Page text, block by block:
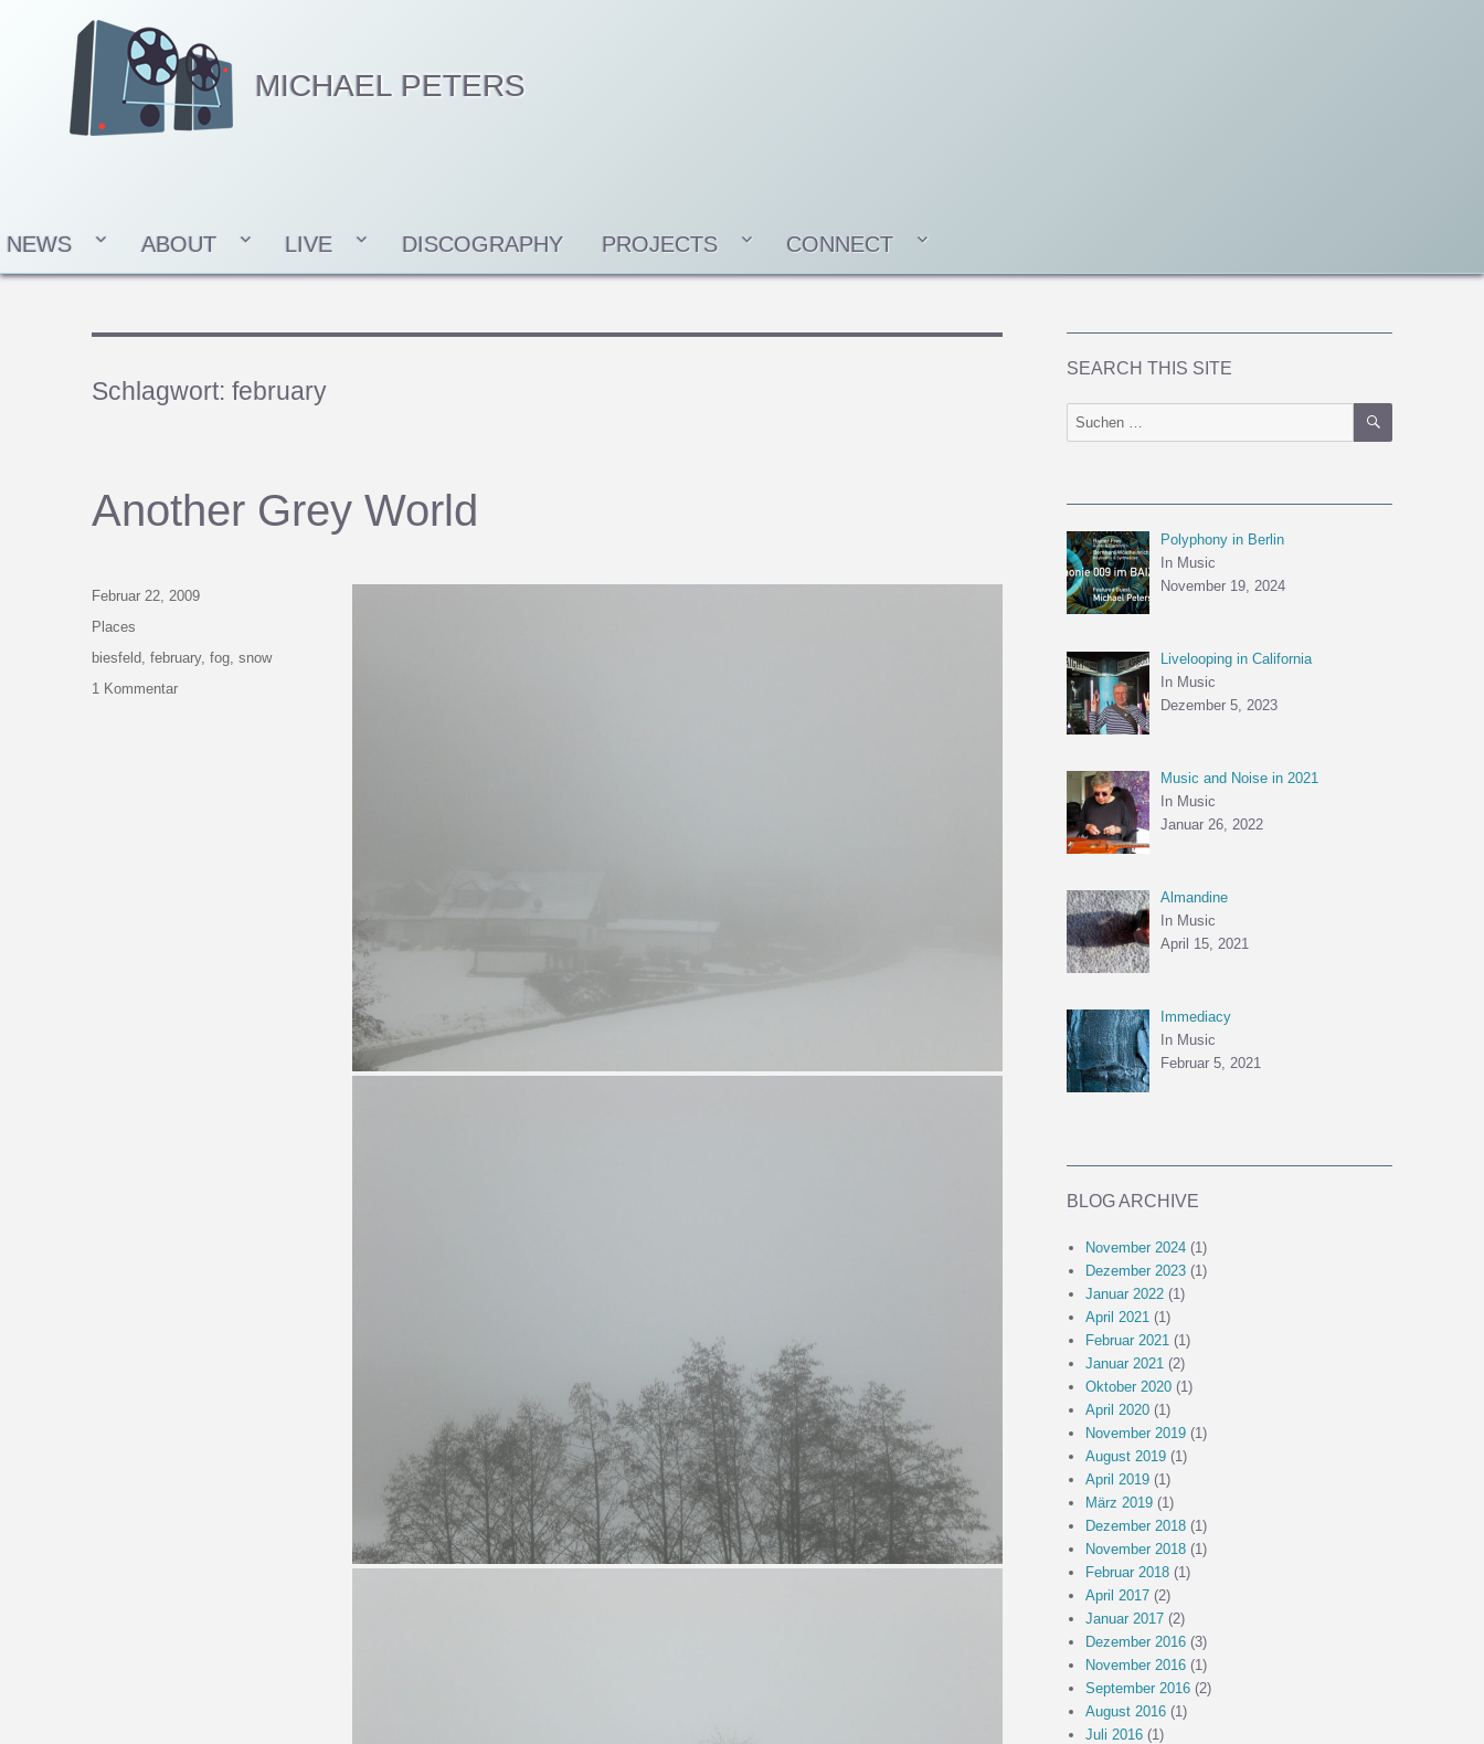
MICHAEL PETERS
NEWS ABOUT LIVE DISCOGRAPHY PROJECTS CONNECT
Schlagwort:february
Another Grey World
Veröffentlicht
am
Februar 22, 2009
Kategorien
Places
Schlagwörter
biesfeld ,february,fog ,snow
1 Kommentarzu
SEARCH THIS SITE
Suchen
SUCHEN
Polyphony in Berlin
In Music
November 19, 2024
Livelooping in California
In Music
Dezember 5, 2023
Music and Noise in 2021
In Music
Januar 26, 2022
Almandine
In Music
April 15, 2021
Immediacy
In Music
Februar 5, 2021
BLOG ARCHIVE
November 2024(1)
Dezember 2023(1)
Januar 2022(1)
April 2021 (1)
Februar 2021 (1)
Januar 2021 (2)
Oktober 2020(1)
April 2020(1)
November 2019(1)
August 2019(1)
April 2019(1)
März 2019(1)
Dezember 2018(1)
November 2018(1)
Februar 2018(1)
April 2017(2)
Januar 2017(2)
Dezember 2016(3)
November 2016(1)
September 2016(2)
August 2016(1)
Juli 2016(1)